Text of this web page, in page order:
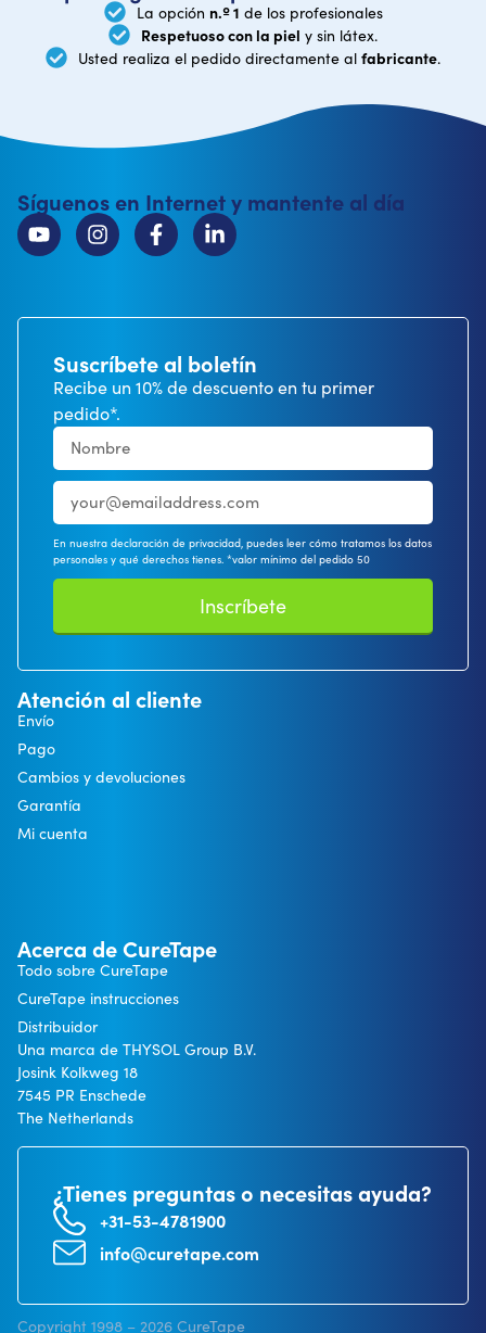
La opción n.º 1 de los profesionales
Respetuoso con la piel y sin látex.
Usted realiza el pedido directamente al fabricante.
Síguenos en Internet y mantente al día
Suscríbete al boletín
Recibe un 10% de descuento en tu primer
pedido*.
En nuestra declaración de privacidad, puedes leer cómo tratamos los datos
personales y qué derechos tienes. *valor mínimo del pedido 50
Inscríbete
Atención al cliente
Envío
Pago
Cambios y devoluciones
Garantía
Mi cuenta
Acerca de CureTape
Todo sobre CureTape
CureTape instrucciones
Distribuidor
Una marca de THYSOL Group B.V.
Josink Kolkweg 18
7545 PR Enschede
The Netherlands
¿Tienes preguntas o necesitas ayuda?
+31-53-4781900
info@curetape.com
Copyright 1998 – 2026 CureTape